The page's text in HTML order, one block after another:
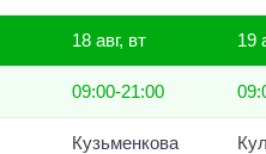
18 авг, вт 19
09:00-21:00
Кузьменкова